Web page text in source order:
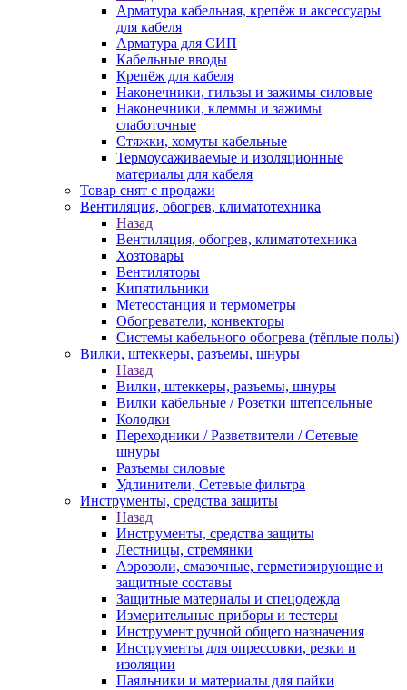
Арматура кабельная, крепёж и аксессуары
для кабеля
Арматура для СИП
Кабельные вводы
Крепёж для кабеля
Наконечники, гильзы и зажимы силовые
Наконечники, клеммы и зажимы
слаботочные
Стяжки, хомуты кабельные
Термоусаживаемые и изоляционные
материалы для кабеля
Товар снят с продажи
Вентиляция, обогрев, климатотехника
Назад
Вентиляция, обогрев, климатотехника
Хозтовары
Вентиляторы
Кипятильники
Метеостанция и термометры
Обогреватели, конвекторы
Системы кабельного обогрева (тёплые полы)
Вилки, штеккеры, разъемы, шнуры
Назад
Вилки, штеккеры, разъемы, шнуры
Вилки кабельные / Розетки штепсельные
Колодки
Переходники / Разветвители / Сетевые
шнуры
Разъемы силовые
Удлинители, Сетевые фильтра
Инструменты, средства защиты
Назад
Инструменты, средства защиты
Лестницы, стремянки
Аэрозоли, смазочные, герметизирующие и
защитные составы
Защитные материалы и спецодежда
Измерительные приборы и тестеры
Инструмент ручной общего назначения
Инструменты для опрессовки, резки и
изоляции
Паяльники и материалы для пайки